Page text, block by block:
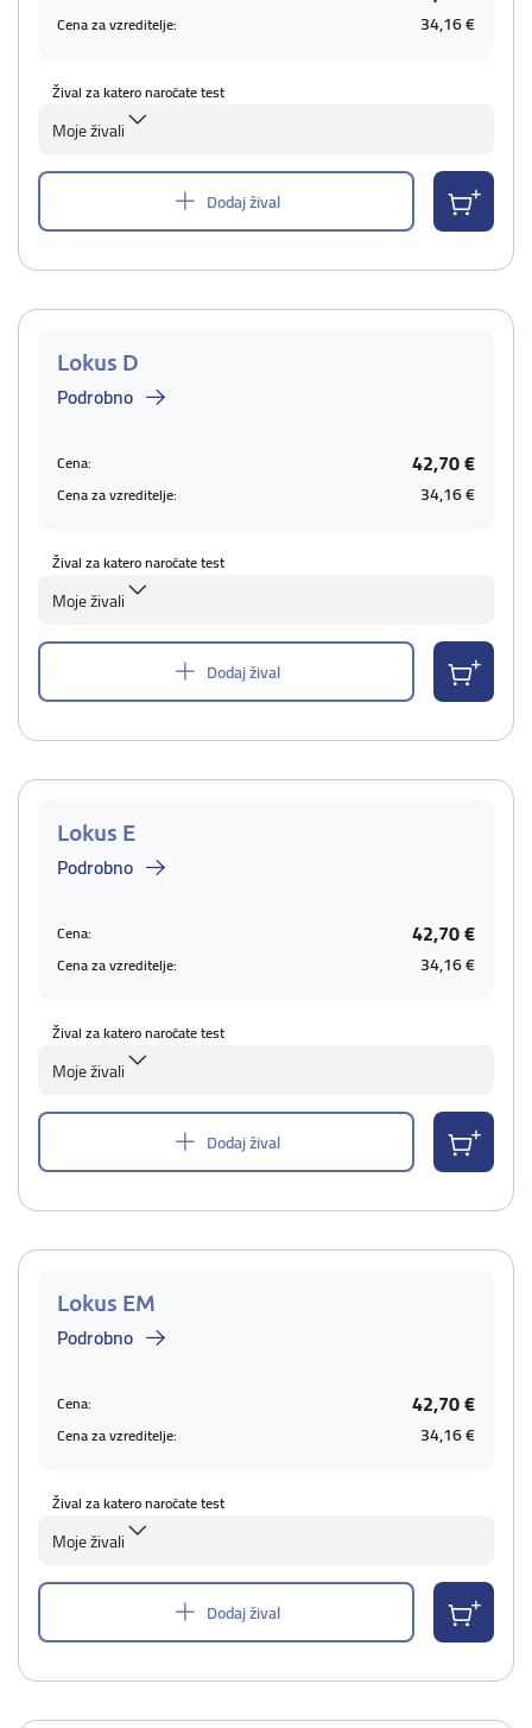
Cena za vzreditelje: 34,16 €
Žival za katero naročate test
Moje živali
Dodaj žival
Lokus D
Podrobno
Cena: 42,70 €
Cena za vzreditelje: 34,16 €
Žival za katero naročate test
Moje živali
Dodaj žival
Lokus E
Podrobno
Cena: 42,70 €
Cena za vzreditelje: 34,16 €
Žival za katero naročate test
Moje živali
Dodaj žival
Lokus EM
Podrobno
Cena: 42,70 €
Cena za vzreditelje: 34,16 €
Žival za katero naročate test
Moje živali
Dodaj žival